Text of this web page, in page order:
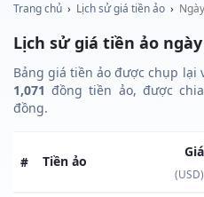
Trang chủ › Lịch sử giá tiền ảo ›
Lịch sử giá tiền ảo ngày
Bảng giá tiền ảo được chụp lại
1,071 đồng tiền ảo, được
đồng.
# Tiền ảo
Giá
(USD)